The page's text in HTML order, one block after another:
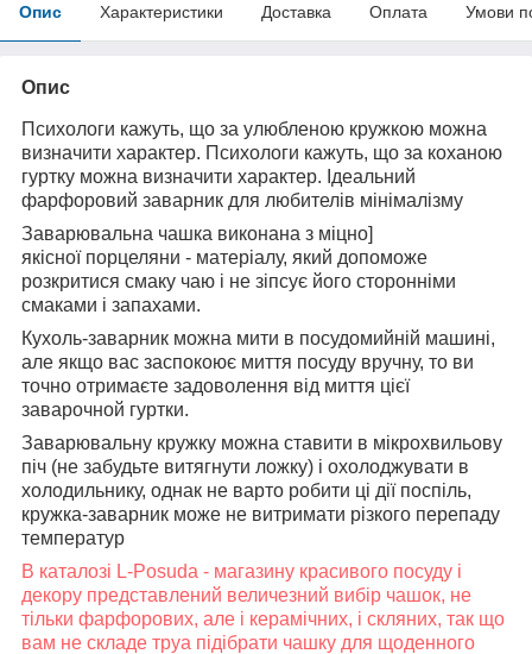
Опис Характеристики Доставка Оплата Умови
Опис
Психологи кажуть, що за улюбленою кружкою можна
визначити характер. Психологи кажуть, що за коханою
гуртку можна визначити характер. Ідеальний
фарфоровий заварник для любителів мінімалізму
Заварювальна чашка виконана з міцно]
якісної порцеляни - матеріалу, який допоможе
розкритися смаку чаю і не зіпсує його сторонніми
смаками і запахами.
Кухоль-заварник можна мити в посудомийній машині,
але якщо вас заспокоює миття посуду вручну, то ви
точно отримаєте задоволення від миття цієї
заварочной гуртки.
Заварювальну кружку можна ставити в мікрохвильову
піч (не забудьте витягнути ложку) і охолоджувати в
холодильнику, однак не варто робити ці дії поспіль,
кружка-заварник може не витримати різкого перепаду
температур
В каталозі L-Posuda - магазину красивого посуду і
декору представлений величезний вибір чашок, не
тільки фарфорових, але і керамічних, і скляних, так що
вам не складе труа підібрати чашку для щоденного